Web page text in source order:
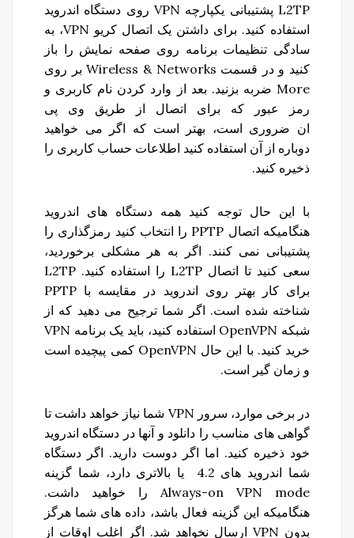
L2TP پشتیبانی یکپارچه VPN روی دستگاه اندروید
استفاده کنید. برای داشتن یک اتصال کریو VPN، به
سادگی تنظیمات برنامه روی صفحه نمایش را باز
کنید و در قسمت Wireless & Networks بر روی
More ضربه بزنید. بعد از وارد کردن نام کاربری و
رمز عبور که برای اتصال از طریق وی پی
ان ضروری است، بهتر است که اگر می خواهید
دوباره از آن استفاده کنید اطلاعات حساب کاربری را
ذخیره کنید.
با این حال توجه کنید همه دستگاه های اندروید
هنگامیکه اتصال PPTP را انتخاب کنید رمزگذاری را
پشتیبانی نمی کنند. اگر به هر مشکلی برخوردید،
سعی کنید تا اتصال L2TP را استفاده کنید. L2TP
برای کار بهتر روی اندروید در مقایسه با PPTP
شناخته شده است. اگر شما ترجیح می دهید که از
شبکه OpenVPN استفاده کنید، باید یک برنامه VPN
خرید کنید. با این حال OpenVPN کمی پیچیده است
و زمان گیر است.
در برخی موارد، سرور VPN شما نیاز خواهد داشت تا
گواهی های مناسب را دانلود و آنها در دستگاه اندروید
خود ذخیره کنید. اما اگر دوست دارید. اگر دستگاه
شما اندروید های 4.2 یا بالاتری دارد، شما گزینه
Always-on VPN mode را خواهید داشت.
هنگامیکه این گزینه فعال باشد، داده های شما هرگز
بدون VPN ارسال نخواهد شد. اگر اغلب اوقات از